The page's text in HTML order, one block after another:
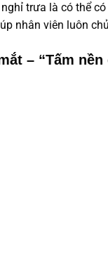
trưa là có thể
nhân viên luôn
– “Tấm